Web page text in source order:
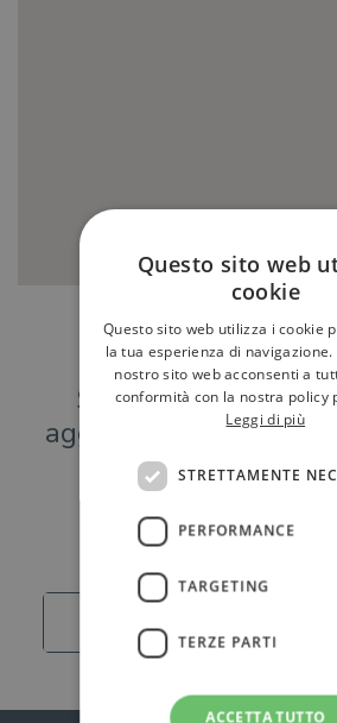
Hai una
Scrivici a
aggiungere o
Librerie
Questo sito web
cookie
Questo sito web utilizza i cookie
la tua esperienza di
nostro sito web acconsenti a
conformità con la nostra policy
Leggi di più
STRETTAMENTE
PERFORMANCE
TARGETING
TERZE PARTI
ACCETTA TUTTO